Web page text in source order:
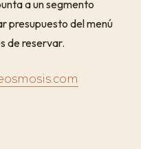
a un segmento
presupuesto del menú
de reservar.